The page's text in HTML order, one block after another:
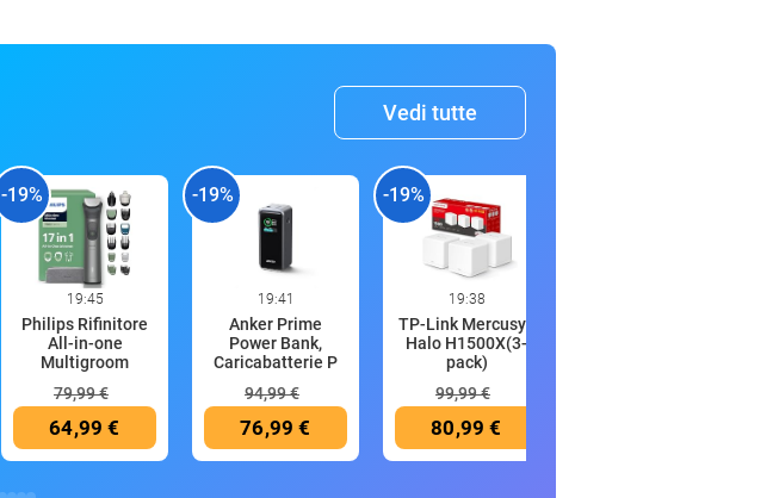
Vedi tutte
-19%
19:45
Philips Rifinitore
All-in-one
Multigroom
79,99 €
64,99 €
-19%
19:41
Anker Prime
Power Bank,
Caricabatterie P
94,99 €
76,99 €
-19%
19:38
TP-Link Mercusys
Halo H1500X(3-
pack)
99,99 €
80,99 €